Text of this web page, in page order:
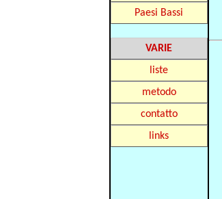
Paesi Bassi
VARIE
liste
metodo
contatto
links